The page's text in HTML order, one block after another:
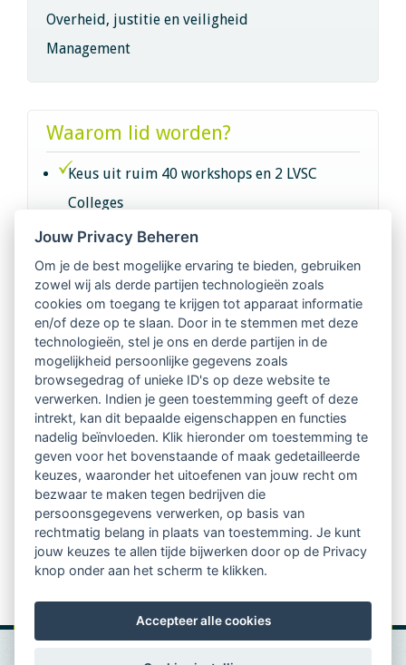
Overheid, justitie en veiligheid
Management
Waarom lid worden?
Keus uit ruim 40 workshops en 2 LVSC
Colleges
Intervisie met geregistreerde vakgenoten
Netwerk van 2100 professionals in 14
regio's
Vindbaar voor opdrachtgevers
Tijdschrift voor
Begeleidingskunde & kennisbank
Beroepsregistratie (LVSC keurmerk)
Lid worden van LVSC
Jouw Privacy Beheren
Om je de best mogelijke ervaring te bieden, gebruiken
zowel wij als derde partijen technologieën zoals
cookies om toegang te krijgen tot apparaat informatie
en/of deze op te slaan. Door in te stemmen met deze
technologieën, stel je ons en derde partijen in de
mogelijkheid persoonlijke gegevens zoals
browsegedrag of unieke ID's op deze website te
verwerken. Indien je geen toestemming geeft of deze
intrekt, kan dit bepaalde eigenschappen en functies
nadelig beïnvloeden. Klik hieronder om toestemming te
geven voor het bovenstaande of maak gedetailleerde
keuzes, waaronder het uitoefenen van jouw recht om
bezwaar te maken tegen bedrijven die
persoonsgegevens verwerken, op basis van
rechtmatig belang in plaats van toestemming. Je kunt
jouw keuzes te allen tijde bijwerken door op de Privacy
knop onder aan het scherm te klikken.
Accepteer alle cookies